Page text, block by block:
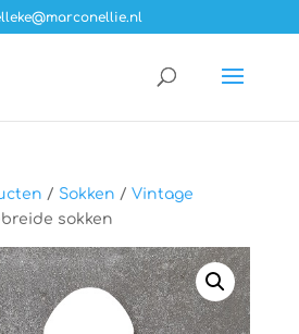
/ Sokken / Vintage
sokken